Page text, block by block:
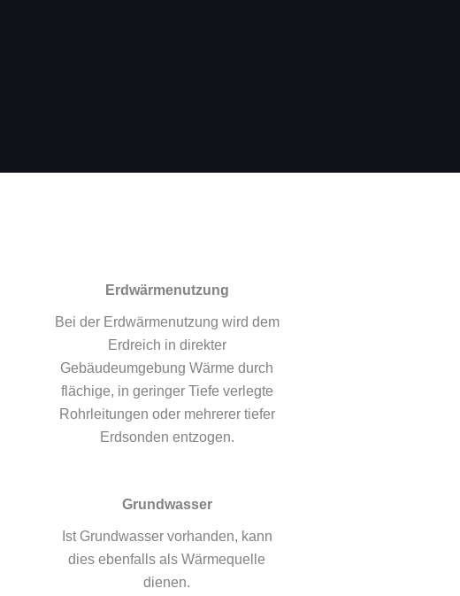
Erdwärmenutzung
Bei der Erdwärmenutzung wird dem
Erdreich in direkter
Gebäudeumgebung Wärme durch
flächige, in geringer Tiefe verlegte
Rohrleitungen oder mehrerer tiefer
Erdsonden entzogen.
Grundwasser
Ist Grundwasser vorhanden, kann
dies ebenfalls als Wärmequelle
dienen.